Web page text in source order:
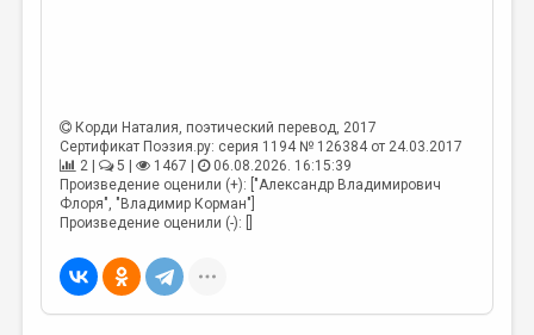
Корди Наталия, поэтический перевод, 2017
Сертификат Поэзия.ру: серия 1194 № 126384 от 24.03.2017
2 |
5 | 1467 |
06.08.2026. 16:15:39
Произведение оценили (+): ["Александр Владимирович
Флоря", "Владимир Корман"]
Произведение оценили (-): []